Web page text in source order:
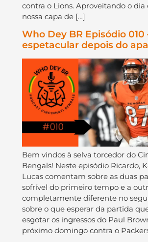
contra o Lions. Aproveitando o dia
nossa capa de […]
Who Dey BR Episódio 010
espetacular depois do
Bem vindos à selva torcedor do
Bengals! Neste episódio Ricardo,
Lucas comentam sobre as duas
sofrível do primeiro tempo e a
completamente diferente no
sobre o que esperar da partida
esgotar os ingressos do Paul
próximo domingo contra o